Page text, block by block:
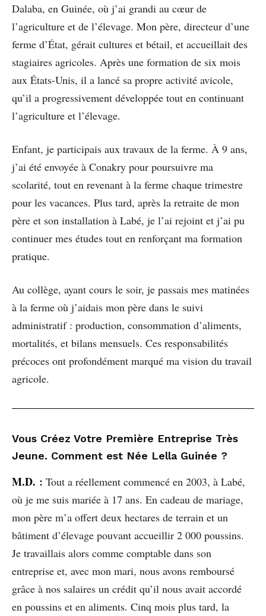
Dalaba, en Guinée, où j’ai grandi au cœur de
l’agriculture et de l’élevage. Mon père, directeur d’une
ferme d’État, gérait cultures et bétail, et accueillait des
stagiaires agricoles. Après une formation de six mois
aux États-Unis, il a lancé sa propre activité avicole,
qu’il a progressivement développée tout en continuant
l’agriculture et l’élevage.
Enfant, je participais aux travaux de la ferme. À 9 ans,
j’ai été envoyée à Conakry pour poursuivre ma
scolarité, tout en revenant à la ferme chaque trimestre
pour les vacances. Plus tard, après la retraite de mon
père et son installation à Labé, je l’ai rejoint et j’ai pu
continuer mes études tout en renforçant ma formation
pratique.
Au collège, ayant cours le soir, je passais mes matinées
à la ferme où j’aidais mon père dans le suivi
administratif : production, consommation d’aliments,
mortalités, et bilans mensuels. Ces responsabilités
précoces ont profondément marqué ma vision du travail
agricole.
Vous Créez Votre Première Entreprise Très
Jeune. Comment est Née Lella Guinée ?
M.D. : Tout a réellement commencé en 2003, à Labé,
où je me suis mariée à 17 ans. En cadeau de mariage,
mon père m’a offert deux hectares de terrain et un
bâtiment d’élevage pouvant accueillir 2 000 poussins.
Je travaillais alors comme comptable dans son
entreprise et, avec mon mari, nous avons remboursé
grâce à nos salaires un crédit qu’il nous avait accordé
en poussins et en aliments. Cinq mois plus tard, la